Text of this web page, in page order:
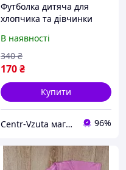
Футболка дитяча для
хлопчика та дівчинки
України!
В наявності
170₴
340 ₴
Купити
Centr-Vzuta магазин взуття, одягу і товарів для дому 96%